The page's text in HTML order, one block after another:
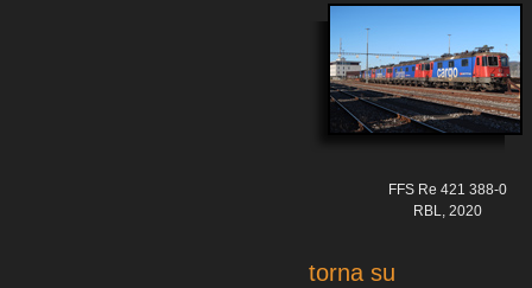
FFS Re 421 388-0
RBL, 2020
torna su